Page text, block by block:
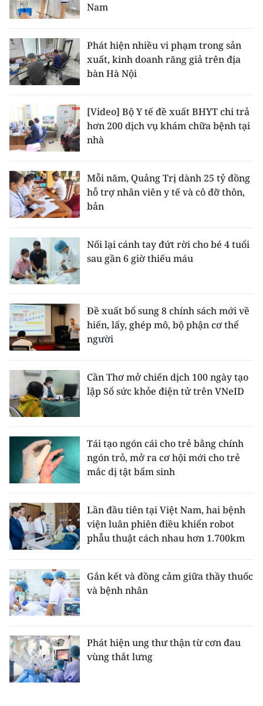
Nam
Phát hiện nhiều vi phạm trong sản
xuất, kinh doanh răng giả trên địa
bàn Hà Nội
[Video] Bộ Y tế đề xuất BHYT chi trả
hơn 200 dịch vụ khám chữa bệnh tại
nhà
Mỗi năm, Quảng Trị dành 25 tỷ đồng
hỗ trợ nhân viên y tế và cô đỡ thôn,
bản
Nối lại cánh tay đứt rời cho bé 4 tuổi
sau gần 6 giờ thiếu máu
Đề xuất bổ sung 8 chính sách mới về
hiến, lấy, ghép mô, bộ phận cơ thể
người
Cần Thơ mở chiến dịch 100 ngày tạo
lập Sổ sức khỏe điện tử trên VNeID
Tái tạo ngón cái cho trẻ bằng chính
ngón trỏ, mở ra cơ hội mới cho trẻ
mắc dị tật bẩm sinh
Lần đầu tiên tại Việt Nam, hai bệnh
viện luân phiên điều khiển robot
phẫu thuật cách nhau hơn 1.700km
Gắn kết và đồng cảm giữa thầy thuốc
và bệnh nhân
Phát hiện ung thư thận từ cơn đau
vùng thắt lưng